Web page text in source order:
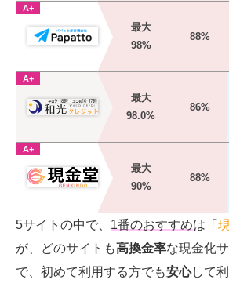
A+
最大
98%
88%
A+
最大
98.0%
86%
A+
最大
90%
88%
5サイトの中で、 1番のおすすめは「
が、どのサイトも高換金率な現金化
で、初めて利用する方でも安心して